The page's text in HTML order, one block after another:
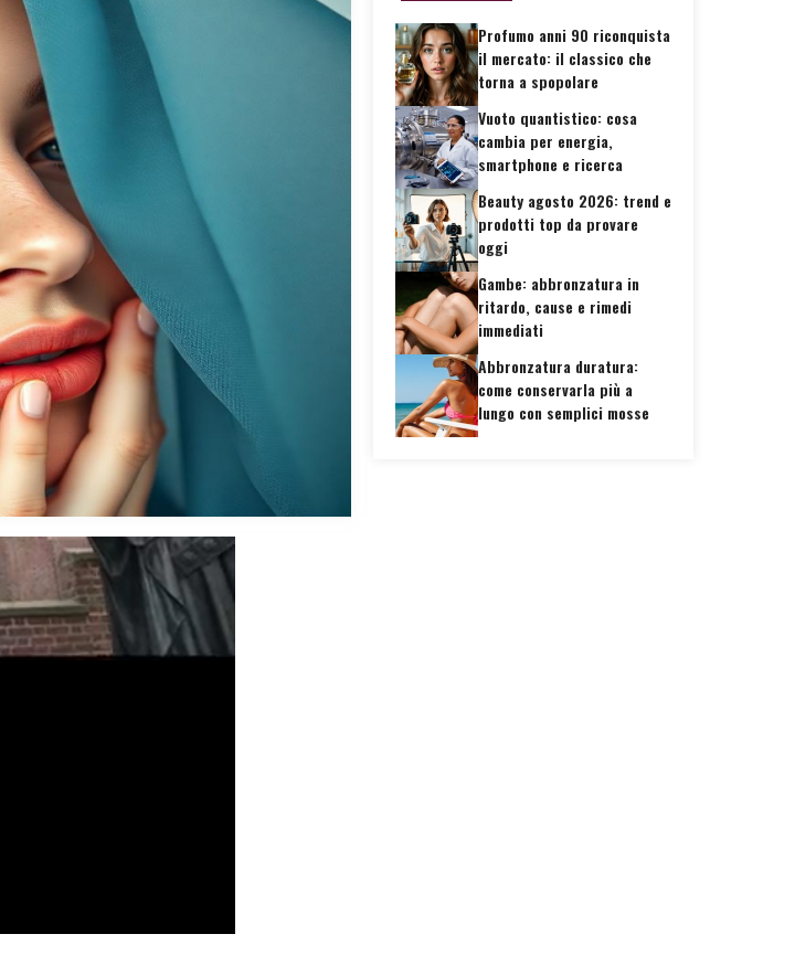
Profumo anni 90 riconquista
il mercato: il classico che
torna a spopolare
Vuoto quantistico: cosa
cambia per energia,
smartphone e ricerca
Beauty agosto 2026: trend e
prodotti top da provare
oggi
Gambe: abbronzatura in
ritardo, cause e rimedi
immediati
Abbronzatura duratura:
come conservarla più a
lungo con semplici mosse